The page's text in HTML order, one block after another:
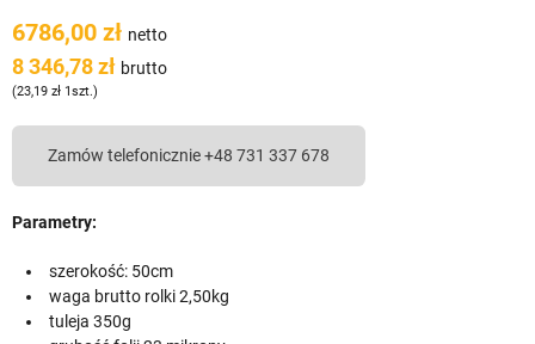
6786,00 zł netto
8 346,78 zł brutto
(23,19 zł 1szt.)
Zamów telefonicznie +48 731 337 678
Parametry:
szerokość: 50cm
waga brutto rolki 2,50kg
tuleja 350g